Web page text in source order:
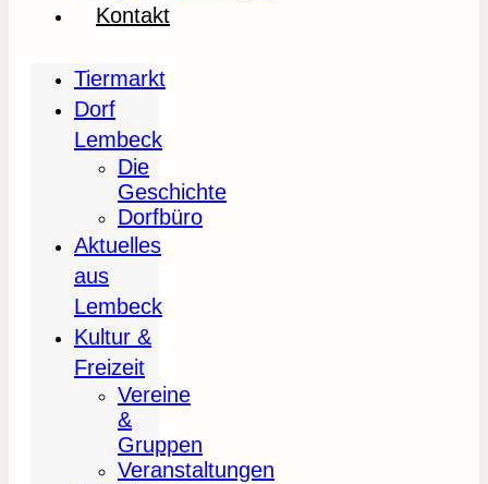
Kontakt
Tiermarkt
Dorf
Lembeck
Die
Geschichte
Dorfbüro
Aktuelles
aus
Lembeck
Kultur &
Freizeit
Vereine
&
Gruppen
Veranstaltungen